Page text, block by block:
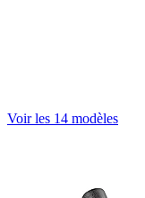
Voir les 14 modèles